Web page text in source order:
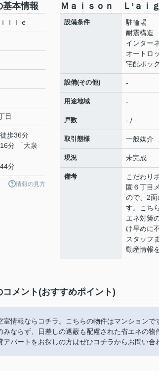
本情報
ｌｌｅ
目
徒歩36分
分 「大泉
分
情報の見方
Ｍａｉｓｏｎ Ｌ’ａｉ
設備条件
駐輪場
耐震構造
インター
オートロ
宅配ボッ
設備(その他) -
用途地域 -
戸数 - / -
取引態様 一般媒介
現況 未完成
備考
こだわり
園６丁目
ので、2
す。こち
エネ対策
け早めに
スタッフ
動産情報
メント(おすすめポイント)
情報ならコチラ。こちらの物件はマンションで
ならず、日差しの遮蔽も配慮された省エネの物
パートをお探しの方はぜひコチラからお問い合